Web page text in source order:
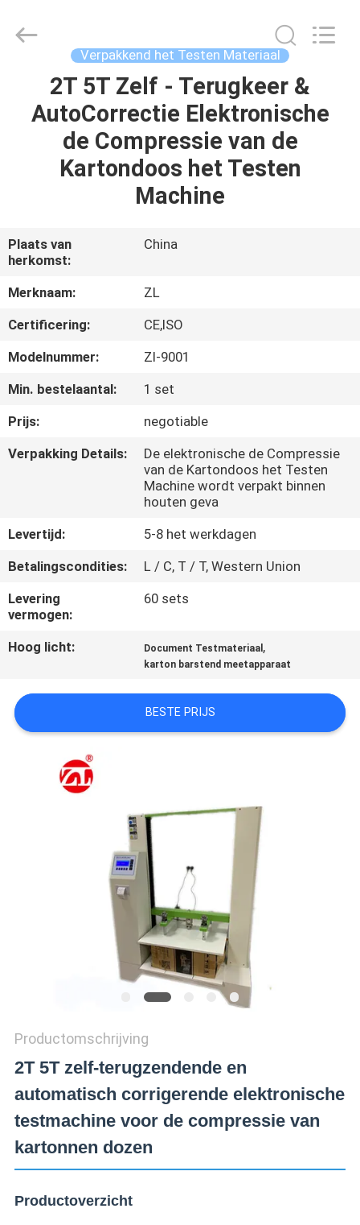
PRODUCTEN
ONGEVEER
ONS
FABRIEKSREIS
KWALITEITSCONTROLE
CONTACTEER
ONS
OM EEN
CITAAT
VR
SITEMAP
PRIVACY
Technology
Verpakkend het Testen Materiaal
2T 5T Zelf - Terugkeer &
AutoCorrectie Elektronische
de Compressie van de
Kartondoos het Testen
Machine
Plaats van
herkomst:
China
Merknaam:
ZL
Certificering:
CE,ISO
Modelnummer:
Zl-9001
Min. bestelaantal:
1 set
Prijs:
negotiable
Verpakking Details:
De elektronische de Compressie
van de Kartondoos het Testen
Machine wordt verpakt binnen
houten geva
Levertijd:
5-8 het werkdagen
Betalingscondities:
L / C, T / T, Western Union
Levering
vermogen:
60 sets
Hoog licht: Document Testmateriaal ,
karton barstend meetapparaat
BESTE PRIJS
Productomschrijving
2T 5T zelf-terugzendende en
automatisch corrigerende elektronische
testmachine voor de compressie van
kartonnen dozen
Productoverzicht